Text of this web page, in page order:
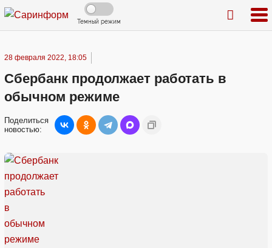
Темный режим
28 февраля 2022, 18:05
Сбербанк продолжает работать в
обычном режиме
Поделиться
новостью: